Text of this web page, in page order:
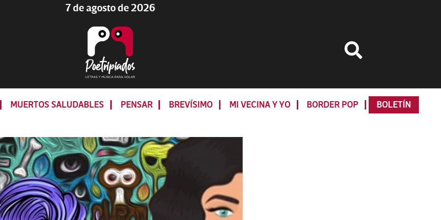
7 de agosto de 2026
LETRAS
Y
PARA
VOLAR
MUERTOS SALUDABLES PENSAR BREVÍSIMO MI VECINA Y YO BORDER POP BOLETÍN